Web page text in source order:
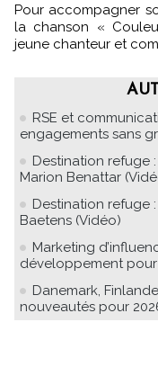
Pour accompagner
la chanson «
jeune chanteur et
RSE et
engagements sans
Destination refuge
Marion Benattar
Destination refuge
Baetens (Vidéo)
Marketing
développement pour
Danemark,
nouveautés pour